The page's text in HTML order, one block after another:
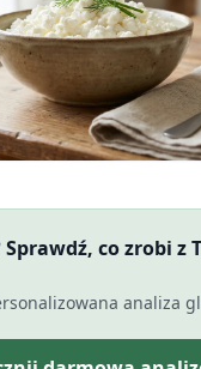
Sprawdź, co zrobi z
analiza